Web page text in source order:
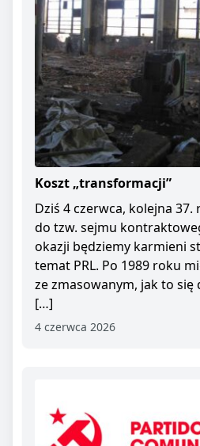
Koszt „transformacji”
Dziś 4 czerwca, kolejna
do tzw. sejmu
okazji będziemy karmieni
temat PRL. Po 1989 roku
ze zmasowanym, jak to
[…]
4 czerwca 2026